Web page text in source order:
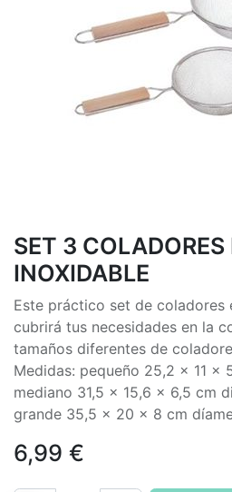
SET 3 COLADORES
INOXIDABLE
Este práctico set de coladores
cubrirá tus necesidades en la
tamaños diferentes de
Medidas: pequeño 25,2 x 11 x
mediano 31,5 x 15,6 x 6,5 cm
grande 35,5 x 20 x 8 cm
6,99 €